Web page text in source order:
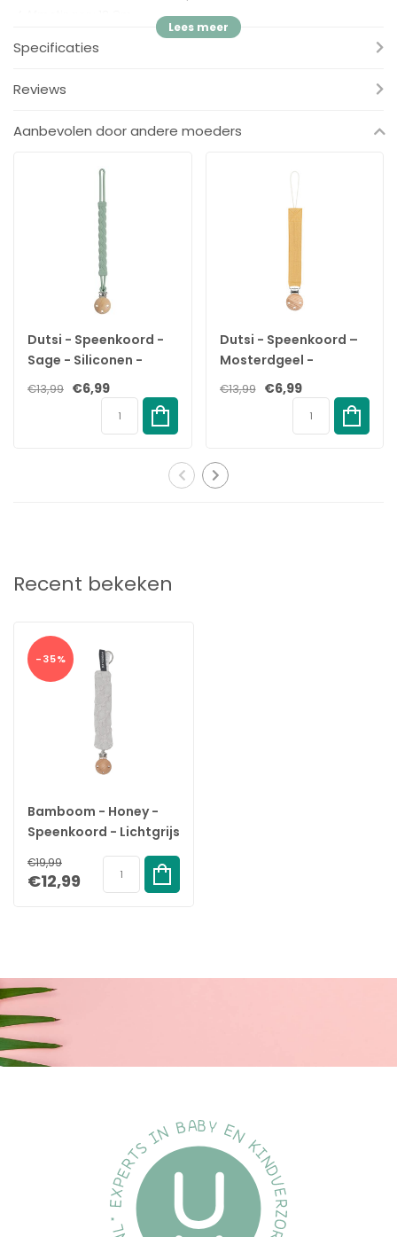
Onderworpen aan strenge kwaliteitscontroles
✓Natuurlijk bamboemateriaal kan tot 3-5% meer krimpen dan
Merk:Bamboom
1x fopspeenkoord
Specificaties
Reviews
Aanbevolen door andere moeders
Dutsi - Speenkoord -
Sage - Siliconen -
Gevlochten - BPA-vrij
& Duurzaam
€13,99 €6,99
Dutsi - Speenkoord –
Mosterdgeel -
Babyveilig &
Duurzaam
€13,99 €6,99
Recent bekeken
-35%
Bamboom - Honey -
Speenkoord - Lichtgrijs
€19,99
€12,99